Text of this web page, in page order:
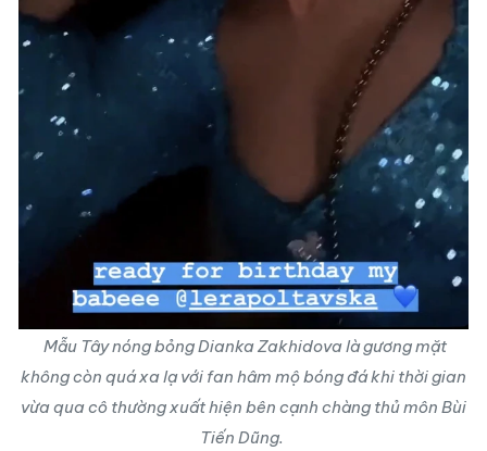
Mẫu Tây nóng bỏng Dianka Zakhidova là gương mặt
không còn quá xa lạ với fan hâm mộ bóng đá khi thời gian
vừa qua cô thường xuất hiện bên cạnh chàng thủ môn Bùi
Tiến Dũng.